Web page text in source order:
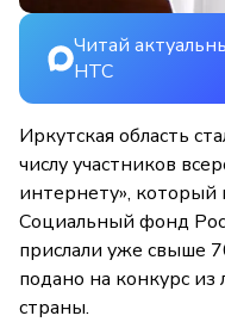
Читай
НТС
Иркутская область
числу участников
интернету», который
Социальный фонд
прислали уже свыше
подано на конкурс из
страны.